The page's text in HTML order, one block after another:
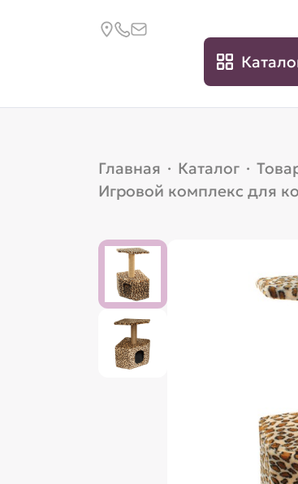
Главная · Каталог ·
Игровой комплекс для